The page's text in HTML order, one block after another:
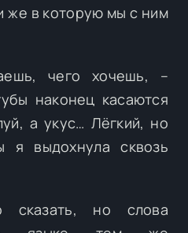
же в которую мы с ним
чего хочешь, –
наконец касаются
а укус… Лёгкий, но
я выдохнула сквозь
сказать, но слова